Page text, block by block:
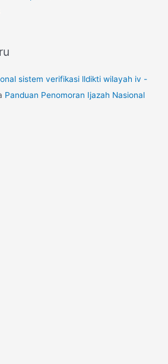
sistem verifikasi lldikti wilayah iv -
Panduan Penomoran Ijazah Nasional